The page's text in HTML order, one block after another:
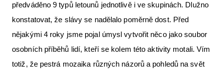
předváděno 9 typů letounů jednotlivě i ve skupinách. Dlužno
konstatovat, že slávy se nadělalo poměrně dost. Před
nějakými 4 roky jsme pojal úmysl vytvořit něco jako soubor
osobních příběhů lidí, kteří se kolem této aktivity motali. Vím
totiž, že pestrá mozaika různých názorů a pohledů na svět
E-SHOP